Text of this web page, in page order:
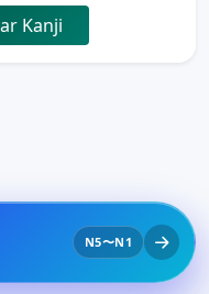
Kanji
N5〜N1